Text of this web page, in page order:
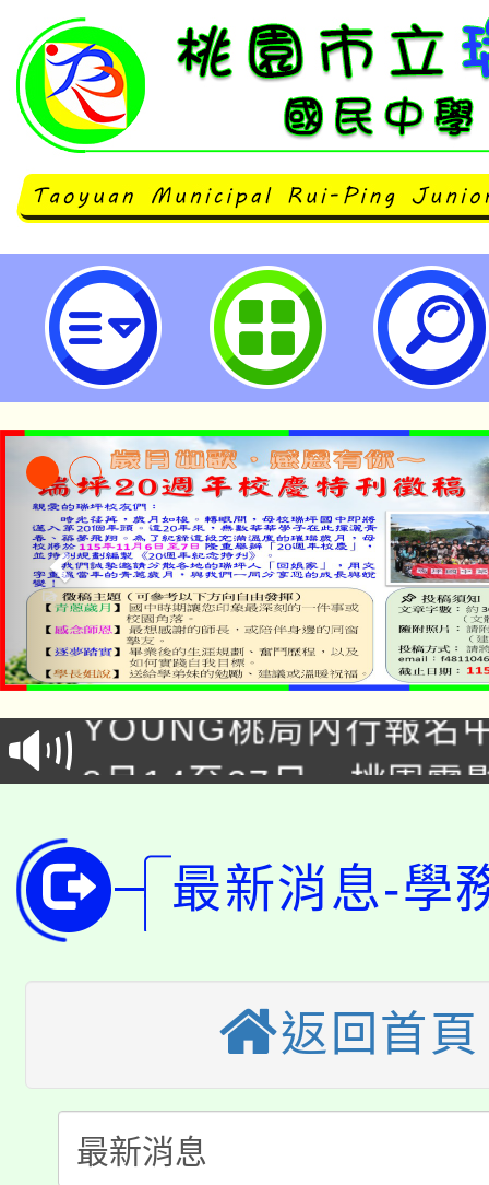
臺灣桃園地方檢察署(下稱桃園地
度兒童少年暑期犯罪預防宣導活動
民中學
「本色祭」8/29、30在
場熱烈登場!
8/21下午1時於龍潭區
徵才活動。
YOUNG桃局內行報名
局官網。
8月14至27日，桃園電
田徑場及游泳池舉行。
桃園市低收入戶享有免
視費優惠，中低收入戶
半價優惠，詳情可洽有
大園自造教育及科技中
份教師增能研習
大溪自造教育及科技中
份教師研習
淨零綠生活教案入校路
會
115年食農教育專業人
程
「本色祭」8/29、30在
最新消息-學
返回首頁